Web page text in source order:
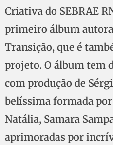
Criativa do SEBRAE
primeiro álbum
Transição, que é
projeto. O álbum tem
com produção de
belíssima formada
Natália, Samara
aprimoradas por